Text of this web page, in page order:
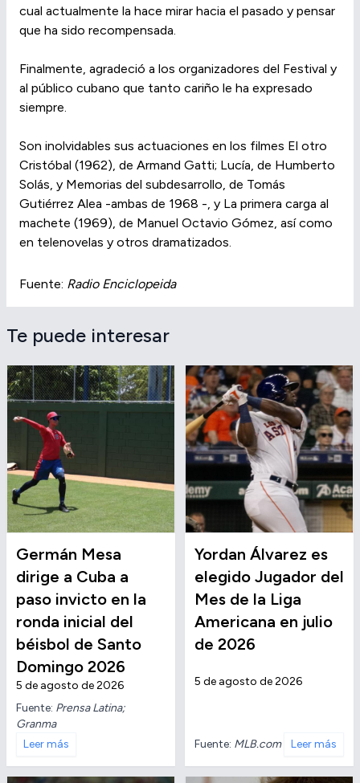
cual actualmente la hace mirar hacia el pasado y pensar
que ha sido recompensada.
Finalmente, agradeció a los organizadores del Festival y
al público cubano que tanto cariño le ha expresado
siempre.
Son inolvidables sus actuaciones en los filmes El otro
Cristóbal (1962), de Armand Gatti; Lucía, de Humberto
Solás, y Memorias del subdesarrollo, de Tomás
Gutiérrez Alea -ambas de 1968 -, y La primera carga al
machete (1969), de Manuel Octavio Gómez, así como
en telenovelas y otros dramatizados.
Fuente: Radio Enciclopeida
Te puede interesar
Germán Mesa
dirige a Cuba a
paso invicto en la
ronda inicial del
béisbol de Santo
Domingo 2026
5 de agosto de 2026
Fuente: Prensa Latina;
Granma
Leer más
Yordan Álvarez es
elegido Jugador del
Mes de la Liga
Americana en julio
de 2026
5 de agosto de 2026
Fuente: MLB.com Leer más